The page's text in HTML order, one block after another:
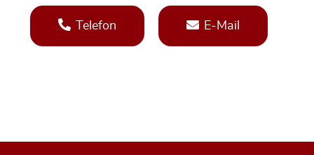
Telefon E-Mail